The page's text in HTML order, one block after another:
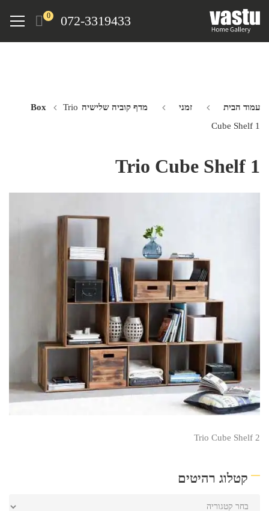
072-3319433
0
Menu
עמוד הבית זמני מדף קוביה שלישיה Box Trio
Cube Shelf 1
Trio Cube Shelf 1
Trio Cube Shelf 2
קטלוג רהיטים